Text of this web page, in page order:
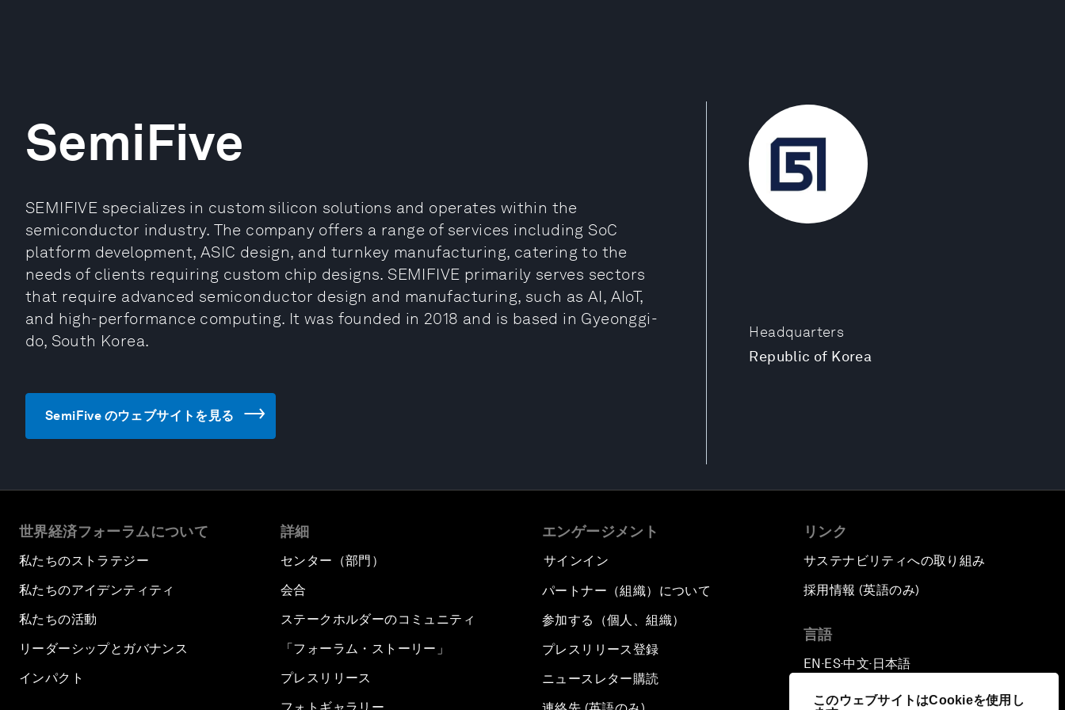
このウェブサイトはCookieを使用し
Headquarters
Republic of Korea
SemiFive
SEMIFIVE specializes in custom silicon solutions and operates within the
semiconductor industry. The company offers a range of services including SoC
platform development, ASIC design, and turnkey manufacturing, catering to the
needs of clients requiring custom chip designs. SEMIFIVE primarily serves sectors
that require advanced semiconductor design and manufacturing, such as AI, AIoT,
and high-performance computing. It was founded in 2018 and is based in Gyeonggi-
do, South Korea.
SemiFive のウェブサイトを見る
世界経済フォーラムについて
私たちのストラテジー
私たちのアイデンティティ
私たちの活動
リーダーシップとガバナンス
インパクト
詳細
センター（部門）
会合
ステークホルダーのコミュニティ
「フォーラム・ストーリー」
プレスリリース
エンゲージメント
サインイン
パートナー（組織）について
参加する（個人、組織）
プレスリリース登録
ニュースレター購読
リンク
サステナビリティへの取り組み
採用情報 (英語のみ)
言語
EN ▪ES▪中文▪ 日本語